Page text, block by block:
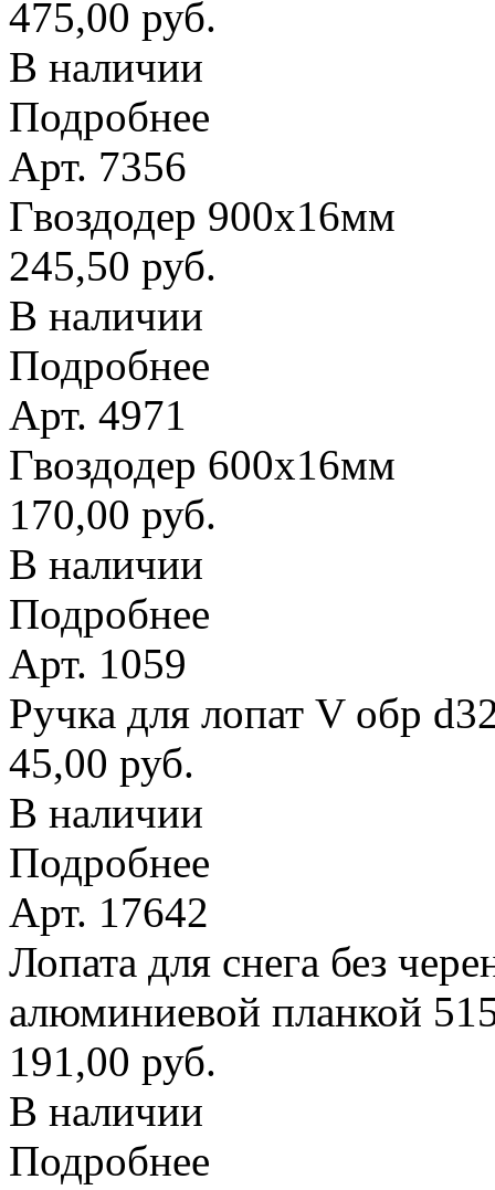
475,00 руб.
В наличии
Подробнее
Арт. 7356
Гвоздодер 900х16мм
245,50 руб.
В наличии
Подробнее
Арт. 4971
Гвоздодер 600х16мм
170,00 руб.
В наличии
Подробнее
Арт. 1059
Ручка для лопат V обр
45,00 руб.
В наличии
Подробнее
Арт. 17642
Лопата для снега без
алюминиевой планкой
191,00 руб.
В наличии
Подробнее